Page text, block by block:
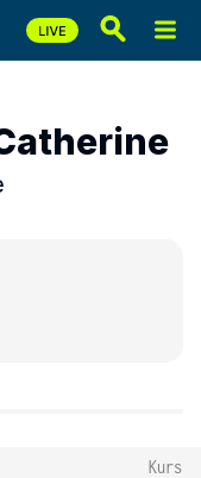
Kurs